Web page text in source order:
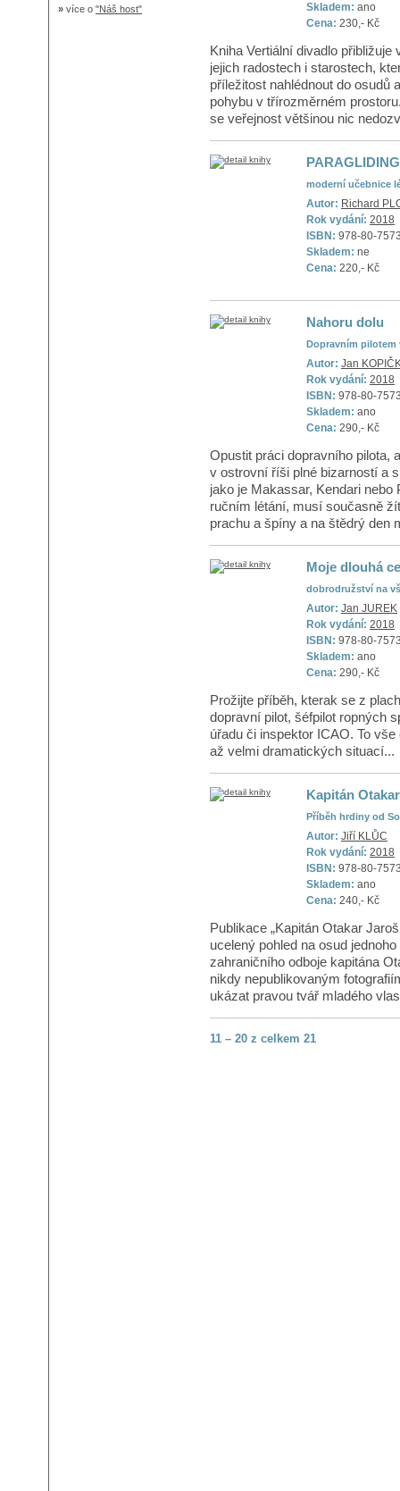
» více o "Náš host"
Skladem: ano
Cena: 230,- Kč
Kniha Vertiální divadlo
jejich radostech i starostech,
příležitost nahlédnout do osudů
pohybu v třírozměrném
se veřejnost většinou nic
moderní učebnice
Autor: Richard
Rok vydání: 2018
ISBN: 978-80-
Skladem: ne
Cena: 220,- Kč
Nahoru dolu
Dopravním pilotem
Autor: Jan
Rok vydání: 2018
ISBN: 978-80-
Skladem: ano
Cena: 290,- Kč
Opustit práci dopravního pilota,
v ostrovní říši plné bizarností a
jako je Makassar, Kendari
ručním létání, musí současně
prachu a špíny a na štědrý den
Moje dlouhá
dobrodružství na
Autor: Jan JUREK
Rok vydání: 2018
ISBN: 978-80-
Skladem: ano
Cena: 290,- Kč
Prožijte příběh, kterak se z
dopravní pilot, šéfpilot ropných
úřadu či inspektor ICAO. To
až velmi dramatických situací...
Kapitán
Příběh hrdiny od
Autor: Jiří KLŮC
Rok vydání: 2018
ISBN: 978-80-
Skladem: ano
Cena: 240,- Kč
Publikace „Kapitán Otakar
ucelený pohled na osud
zahraničního odboje kapitána
nikdy nepublikovaným
ukázat pravou tvář mladého
11 – 20 z celkem 21